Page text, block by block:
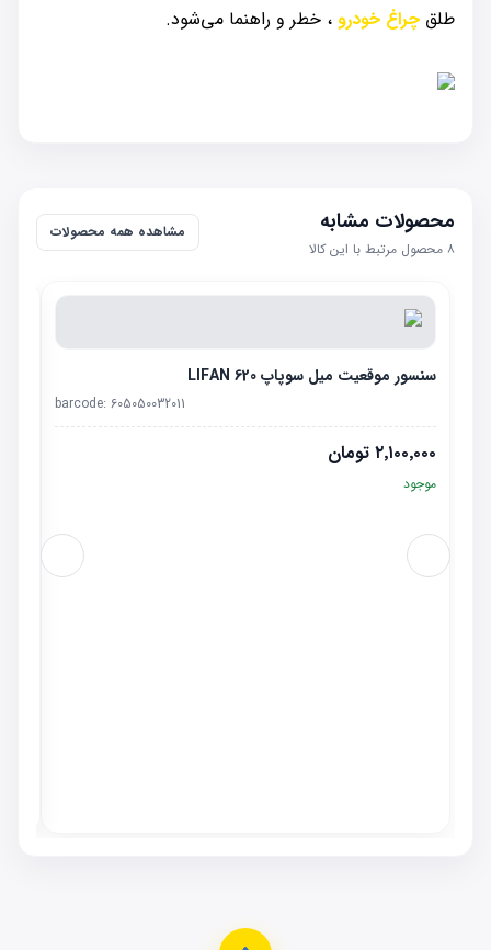
طلق چراغ خودرو ، خطر و راهنما می‌شود.
محصولات مشابه
۸ محصول مرتبط با این کالا
مشاهده همه محصولات
سنسور موقعیت میل سوپاپ LIFAN 620
barcode: 605050032011
۲٬۱۰۰٬۰۰۰ تومان
موجود